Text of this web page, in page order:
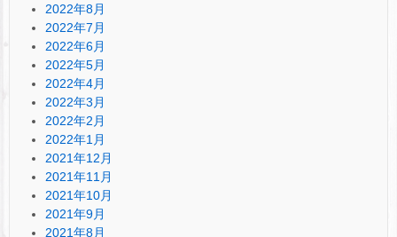
2022年8月
2022年7月
2022年6月
2022年5月
2022年4月
2022年3月
2022年2月
2022年1月
2021年12月
2021年11月
2021年10月
2021年9月
2021年8月